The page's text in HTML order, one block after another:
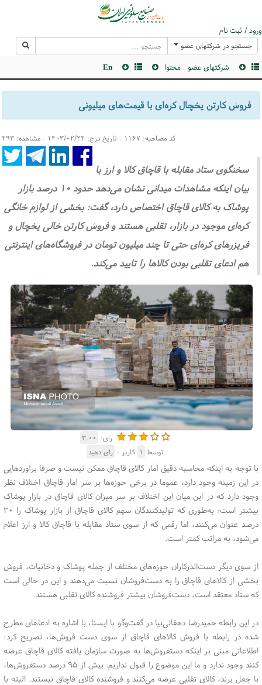
ورود / ثبت نام
جستجو در شرکتهای عضو
شرکتهای عضو محتوا En
فروش کارتن یخچال کره‌ای با قیمت‌های میلیونی
کد مصاحبه: ۱۱۶۷ - تاریخ درج: ۱۴۰۳/۰۲/۲۴ - مشاهده: ۴۹۳
سخنگوی ستاد مقابله با قاچاق کالا و ارز با
بیان اینکه مشاهدات میدانی نشان می‌دهد حدود ۱۰ درصد بازار
پوشاک به کالای قاچاق اختصاص دارد، گفت: بخشی از لوازم خانگی
کره‌ای موجود در بازار، تقلبی هستند و فروش کارتن خالی یخچال و
فریزرهای کره‌ای حتی تا چند میلیون تومان در فروشگاه‌های اینترنتی
هم ادعای تقلبی بودن کالاها را تایید می‌کند.
رای: ۳.۰۰
توسط ۱ کاربر - رای دهید
با توجه به اینکه محاسبه دقیق آمار کالای قاچاق ممکن نیست و صرفا برآوردهایی
در این زمینه وجود دارد، عموما در برخی حوزه‌ها بر سر آمار قاچاق اختلاف نظر
وجود دارد که در این میان این اختلاف بر سر میزان کالای قاچاق در بازار پوشاک
بیشتر است؛ به‌طوری که تولیدکنندگان سهم کالای قاچاق از بازار پوشاک را ۳۰
درصد عنوان می‌کنند، اما رقمی که از سوی ستاد مقابله با قاچاق کالا و ارز اعلام
می‌شود، به مراتب کمتر است.
از سوی دیگر دست‌اندرکاران حوزه‌های مختلف از جمله پوشاک و دخانیات، فروش
بخشی از کالاهای قاچاق را به دست‌فروشان نسبت می‌دهند و این در حالی است
که ستاد معتقد است، دست‌فروشان بیشتر فروشنده کالای تقلبی هستند.
در این رابطه حمیدرضا دهقانی‌نیا در گفت‌وگو با ایسنا، با اشاره به ادعاهای مطرح
شده در رابطه با فروش کالاهای قاچاق از سوی دست فروش‌ها، تصریح کرد:
اطلاعاتی مبنی بر اینکه دستفروش‌ها به صورت سازمان یافته کالای قاچاق عرضه
کنند وجود ندارد و ما این موضوع را قبول نداریم. بیش از ۹۵ درصد دستفروش‌ها،
با جعل برند، کالای تقلبی عرضه می‌کنند و فروشنده کالای قاچاق نیستند. البته با